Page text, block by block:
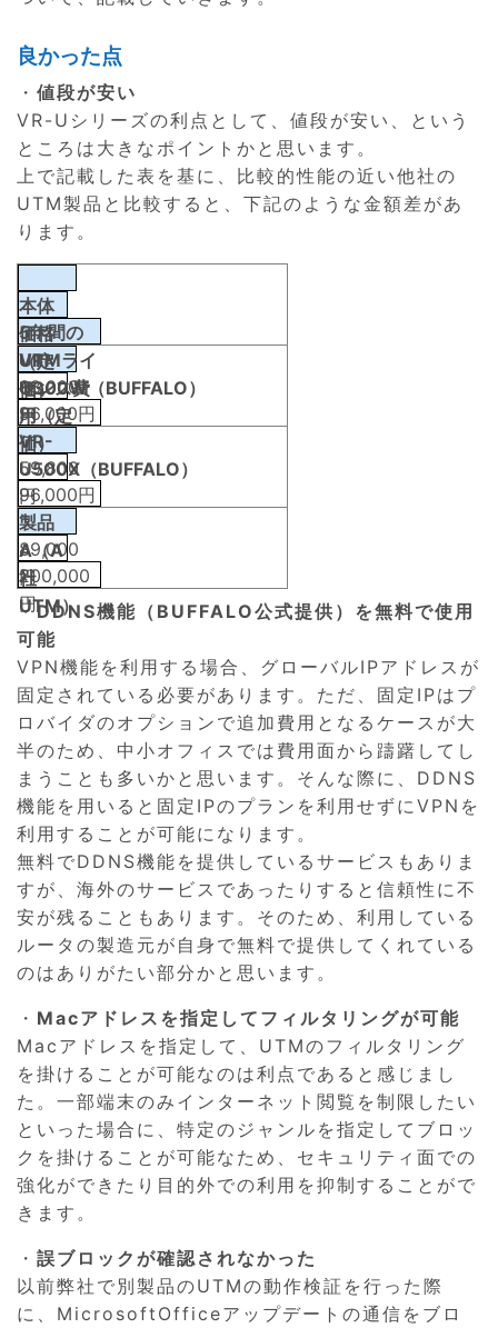
良かった点
・ 値段が安い
VR-Uシリーズの利点として、値段が安い、という
ところは大きなポイントかと思います。
上で記載した表を基に、比較的性能の近い他社の
UTM製品と比較すると、下記のような金額差があ
ります。
本体
価格
（定
価）
5年間の
UTMライ
センス費
用（定
価）
VR-
U300W（BUFFALO）
38,000
円
96,000円
VR-
U500X（BUFFALO）
59,800
円
96,000円
製品
A（A
社
UTM）
89,000
円
200,000
円
・DDNS機能（BUFFALO公式提供）を無料で使用
可能
VPN機能を利用する場合、グローバルIPアドレスが
固定されている必要があります。ただ、固定IPはプ
ロバイダのオプションで追加費用となるケースが大
半のため、中小オフィスでは費用面から躊躇してし
まうことも多いかと思います。そんな際に、DDNS
機能を用いると固定IPのプランを利用せずにVPNを
利用することが可能になります。
無料でDDNS機能を提供しているサービスもありま
すが、海外のサービスであったりすると信頼性に不
安が残ることもあります。そのため、利用している
ルータの製造元が自身で無料で提供してくれている
のはありがたい部分かと思います。
・ Macアドレスを指定してフィルタリングが可能
Macアドレスを指定して、UTMのフィルタリング
を掛けることが可能なのは利点であると感じまし
た。一部端末のみインターネット閲覧を制限したい
といった場合に、特定のジャンルを指定してブロッ
クを掛けることが可能なため、セキュリティ面での
強化ができたり目的外での利用を抑制することがで
きます。
・ 誤ブロックが確認されなかった
以前弊社で別製品のUTMの動作検証を行った際
に、MicrosoftOfficeアップデートの通信をブロ